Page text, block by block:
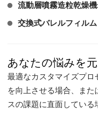
流動層噴霧造粒乾燥機
交換式バレルフィル
あなたの悩みを
最適なカスタマイズプロ
を向上させる場合、また
スの課題に直面してい